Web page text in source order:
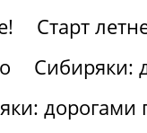
Старт
Сибиряки:
дорогами